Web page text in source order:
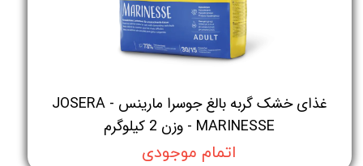
غذای خشک گربه بالغ جوسرا مارینس - JOSERA
MARINESSE - وزن 2 کیلوگرم
اتمام موجودی